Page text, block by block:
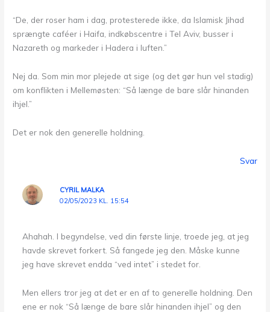
“De, der roser ham i dag, protesterede ikke, da Islamisk Jihad
sprængte caféer i Haifa, indkøbscentre i Tel Aviv, busser i
Nazareth og markeder i Hadera i luften.”
Nej da. Som min mor plejede at sige (og det gør hun vel stadig)
om konflikten i Mellemøsten: “Så længe de bare slår hinanden
ihjel.”
Det er nok den generelle holdning.
Svar
CYRIL MALKA
02/05/2023 KL. 15:54
Ahahah. I begyndelse, ved din første linje, troede jeg, at jeg
havde skrevet forkert. Så fangede jeg den. Måske kunne
jeg have skrevet endda “ved intet” i stedet for.
Men ellers tror jeg at det er en af to generelle holdning. Den
ene er nok “Så længe de bare slår hinanden ihjel” og den